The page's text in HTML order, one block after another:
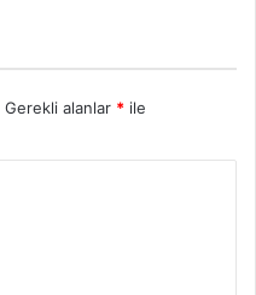
Gerekli alanlar * ile